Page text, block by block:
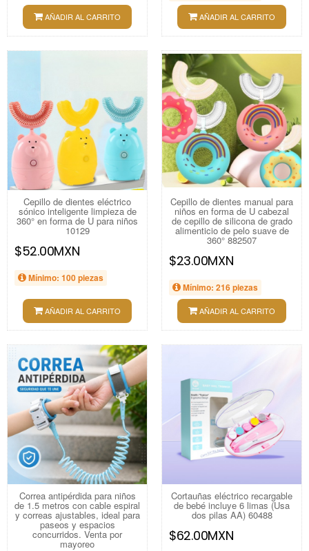
AÑADIR AL CARRITO AÑADIR AL CARRITO
Cepillo de dientes eléctrico
sónico inteligente limpieza de
360° en forma de U para niños
10129
$52.00MXN
Mínimo: 100 piezas
AÑADIR AL CARRITO
Cepillo de dientes manual para
niños en forma de U cabezal
de cepillo de silicona de grado
alimenticio de pelo suave de
360° 882507
$23.00MXN
Mínimo: 216 piezas
AÑADIR AL CARRITO
Correa antipérdida para niños
de 1.5 metros con cable espiral
y correas ajustables, ideal para
paseos y espacios
concurridos. Venta por
mayoreo
Cortauñas eléctrico recargable
de bebé incluye 6 limas (Usa
dos pilas AA) 60488
$62.00MXN